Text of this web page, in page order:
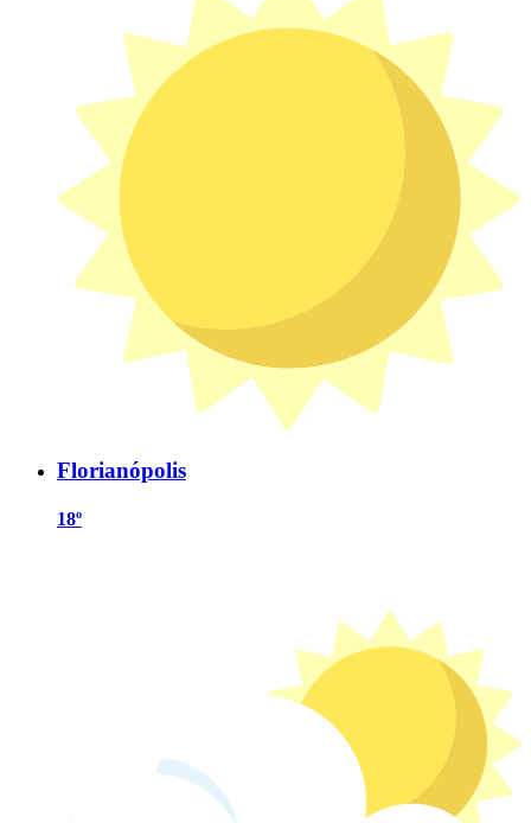
Florianópolis
18º